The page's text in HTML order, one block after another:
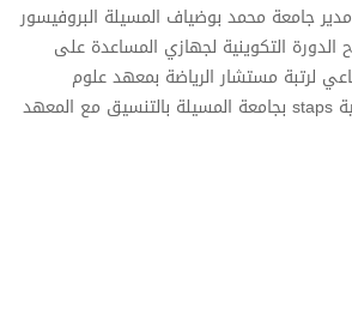
جامعة محمد بوضياف المسيلة البروفيسور
الدورة التكوينية لجهازي المساعدة على
لرتبة مستشار الرياضة بمعهد علوم
وتقنيات النشاطات البدنية staps بجامعة المسيلة بالتنسيق مع المعهد